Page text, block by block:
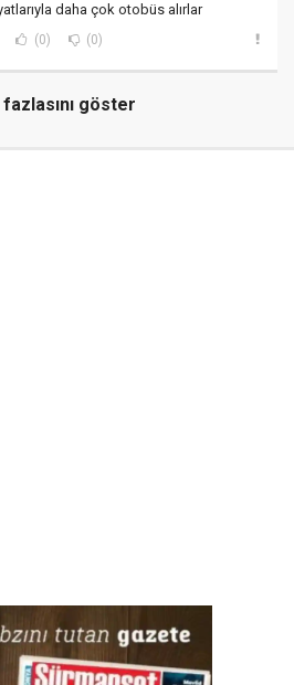
daha çok otobüs alırlar
(0) (0)
fazlasını göster